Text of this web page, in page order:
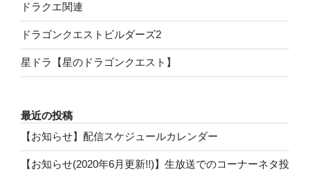
ドラクエ関連
ドラゴンクエストビルダーズ2
星ドラ【星のドラゴンクエスト】
最近の投稿
【お知らせ】配信スケジュールカレンダー
【お知らせ(2020年6月更新!!)】生放送でのコーナーネタ投